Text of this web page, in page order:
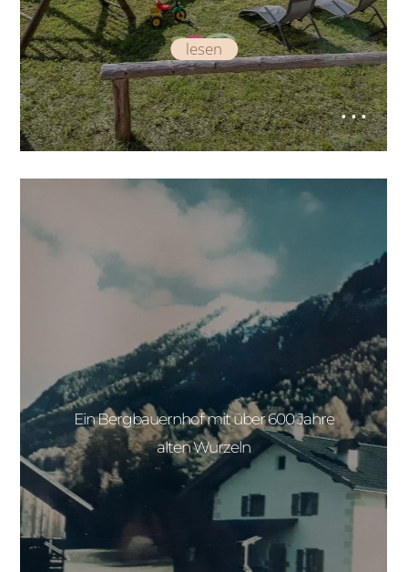
lesen
Ein Bergbauernhof mit über 600 Jahre
alten Wurzeln